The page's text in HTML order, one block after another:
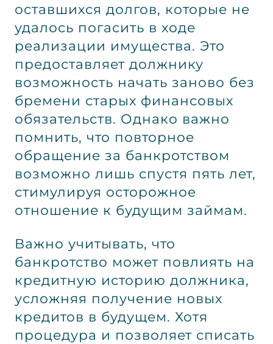
оставшихся долгов, которые не
удалось погасить в ходе
реализации имущества. Это
предоставляет должнику
возможность начать заново без
бремени старых финансовых
обязательств. Однако важно
помнить, что повторное
обращение за банкротством
возможно лишь спустя пять лет,
стимулируя осторожное
отношение к будущим займам.
Важно учитывать, что
банкротство может повлиять на
кредитную историю должника,
усложняя получение новых
кредитов в будущем. Хотя
процедура и позволяет списать